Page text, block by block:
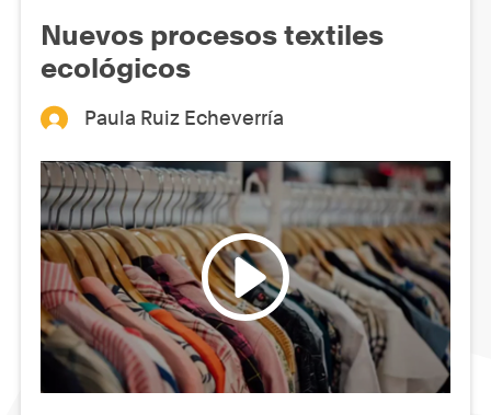
Nuevos procesos textiles
ecológicos
Paula Ruiz Echeverría